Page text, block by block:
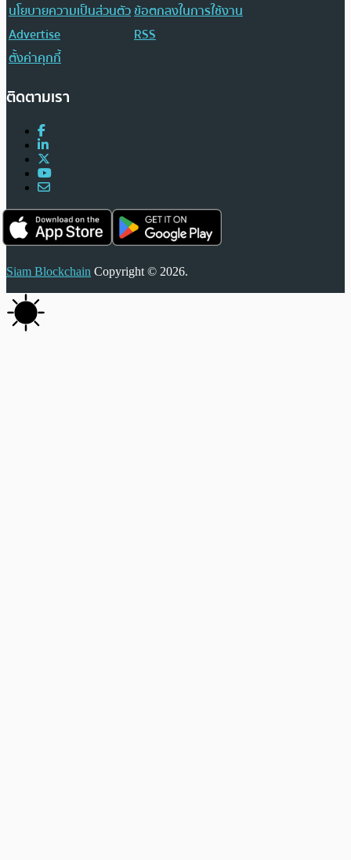
นโยบายความเป็นส่วนตัวข้อตกลงในการใช้งาน
Advertise
RSS
ตั้งค่าคุกกี้
ติดตามเรา
Siam Blockchain Copyright © 2026.